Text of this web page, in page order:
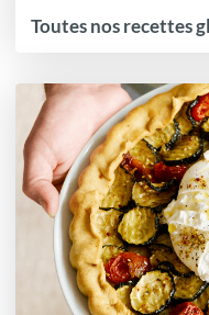
Toutes nos recettes